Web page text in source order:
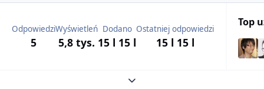
Odpowiedzi
5
Wyświetleń
5,8 tys.
Dodano
15 l 15 l
Ostatniej odpowiedzi
15 l 15 l
Top
Expand topic overview